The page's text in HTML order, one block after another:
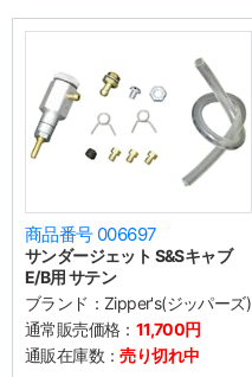
商品番号 006697
サンダージェット S&Sキャブ
E/B用 サテン
ブランド： Zipper's(ジッパーズ)
通常販売価格： 11,700円
通販在庫数：売り切れ中